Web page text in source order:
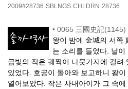
2009#28736 SBLNGS CHLDRN 28736
• 0065 三國史記(1145)
왕이 밤에 金城의 서쪽
는 소리를 들었다. 날
금빛의 작은 궤짝이 나뭇가지에 걸려
있었다. 호공이 돌아와 보고하니 왕
열어보았다. 작은 사내아이가 그 속